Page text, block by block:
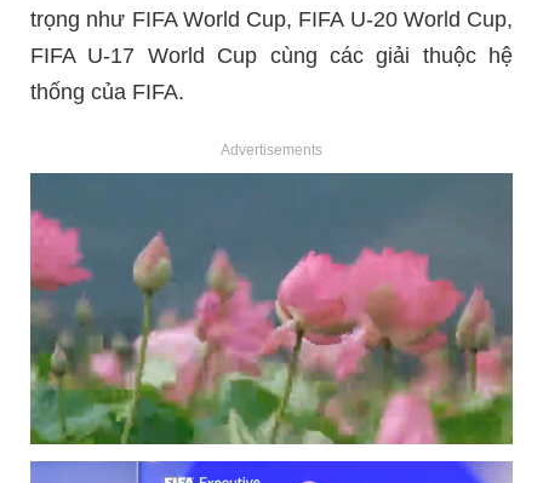
trọng như FIFA World Cup, FIFA U-20 World Cup,
FIFA U-17 World Cup cùng các giải thuộc hệ
thống của FIFA.
Advertisements